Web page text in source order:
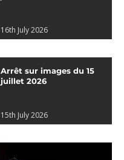
16th July 2026
Arrêt sur images du 15
juillet 2026
15th July 2026